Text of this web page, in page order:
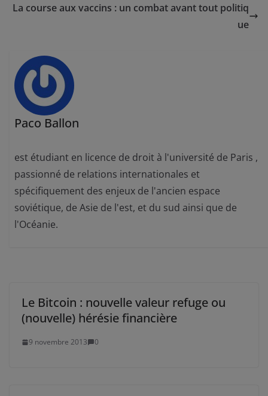
La course aux vaccins : un combat avant tout politiq
ue
Paco Ballon
est étudiant en licence de droit à l'université de Paris ,
passionné de relations internationales et
spécifiquement des enjeux de l'ancien espace
soviétique, de Asie de l'est, et du sud ainsi que de
l'Océanie.
Le Bitcoin : nouvelle valeur refuge ou
(nouvelle) hérésie financière
9 novembre 2013 0